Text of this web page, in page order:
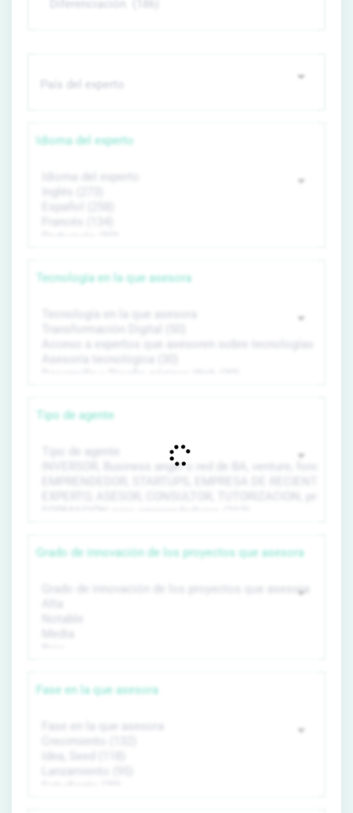
Idioma del experto
Tecnología en la que asesora
Tipo de agente
Grado de innovación de los proyectos que asesora
Fase en la que asesora